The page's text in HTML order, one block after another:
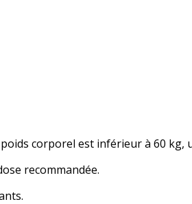
corporel est inférieur à 60
recommandée.